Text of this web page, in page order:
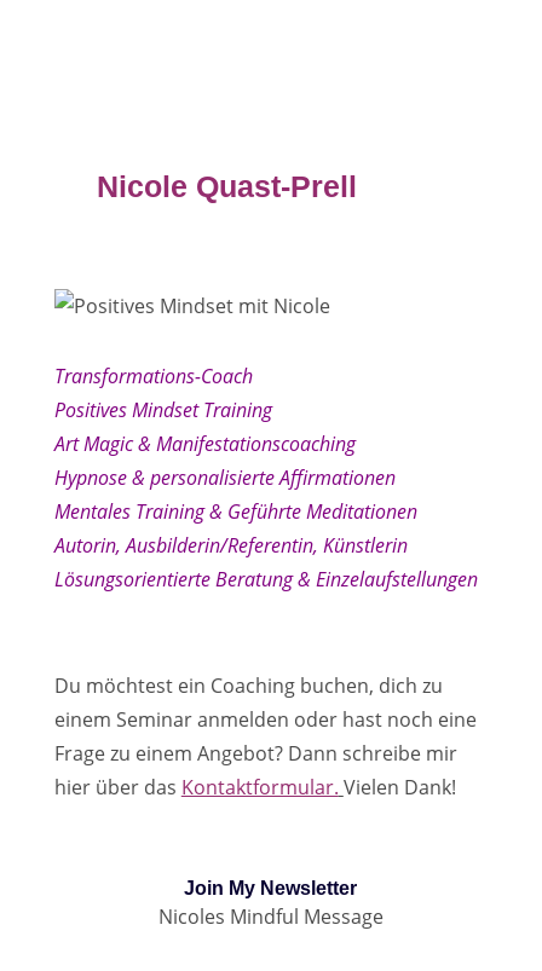
Nicole Quast-Prell
Transformations-Coach
Positives Mindset Training
Art Magic & Manifestationscoaching
Hypnose & personalisierte Affirmationen
Mentales Training & Geführte Meditationen
Autorin, Ausbilderin/Referentin, Künstlerin
Lösungsorientierte Beratung & Einzelaufstellungen
Du möchtest ein Coaching buchen, dich zu
einem Seminar anmelden oder hast noch eine
Frage zu einem Angebot? Dann schreibe mir
hier über das Kontaktformular. Vielen Dank!
Join My Newsletter
Nicoles Mindful Message